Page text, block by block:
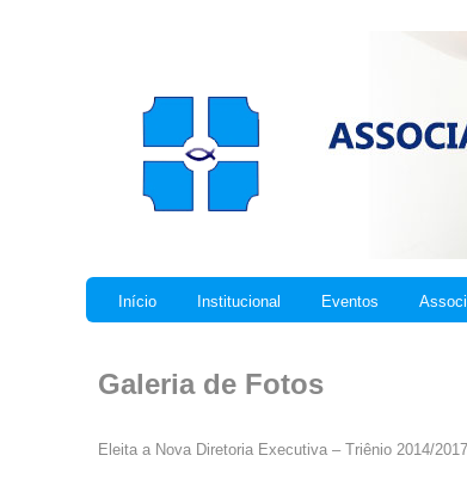
Início Institucional Eventos
Galeria de Fotos
Eleita a Nova Diretoria Executiva – Triênio 2014/